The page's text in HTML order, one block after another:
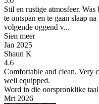
Stil en rustige atmosfeer. Was
te ontspan en te gaan slaap
volgende oggend v...
Sien meer
Jan 2025
Shaun K
4.6
Comfortable and clean. Very
well equipped.
Word in die oorspronklike
Mrt 2026